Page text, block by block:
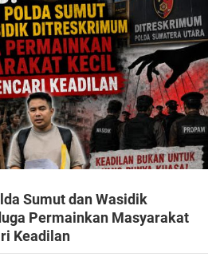
Sumut dan Wasidik
Permainkan Masyarakat
Keadilan